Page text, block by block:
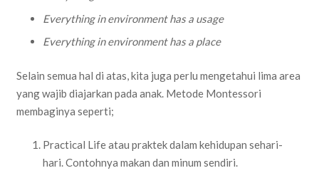
Everything in environment has a usage
Everything in environment has a place
Selain semua hal di atas, kita juga perlu mengetahui lima area
yang wajib diajarkan pada anak. Metode Montessori
membaginya seperti;
Practical Life atau praktek dalam kehidupan sehari-
hari. Contohnya makan dan minum sendiri.